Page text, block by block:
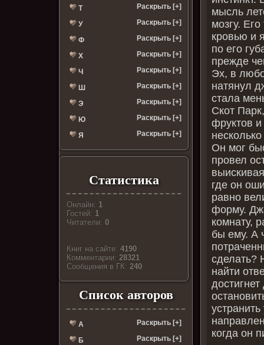
Т Раскрыть [+]
У Раскрыть [+]
Ф Раскрыть [+]
Х Раскрыть [+]
Ч Раскрыть [+]
Ш Раскрыть [+]
Э Раскрыть [+]
Ю Раскрыть [+]
Я Раскрыть [+]
Статистика
Онлайн: 1
Гостей: 1
Читатели:0
Книг на сайте:4190
Комментарии:28321
Cообщения в ГК:240
Список авторов
А Раскрыть [+]
Б Раскрыть [+]
мысль
мозгу.
кровью и
по его
прежде
Эх, в
натянул
стала
Скот
фруктов
Он мог
провел
где он
равно
форму.
комнату,
бы ему. А
сделать?
найти
когда он